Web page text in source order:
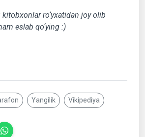
ro‘yxatidan joy olib
eslab qo‘ying :)
Yangilik Vikipediya